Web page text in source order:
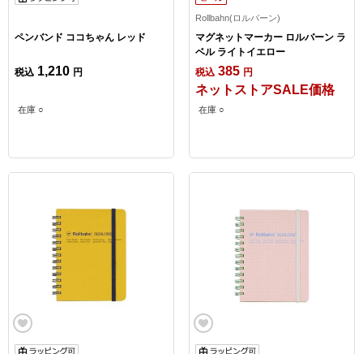
ペンバンド ココちゃん レッド
税込 1,210 円
在庫 ○
Rollbahn(ロルバーン)
マグネットマーカー ロルバーン ラ
ベル ライトイエロー
税込 385 円
ネットストアSALE価格
在庫 ○